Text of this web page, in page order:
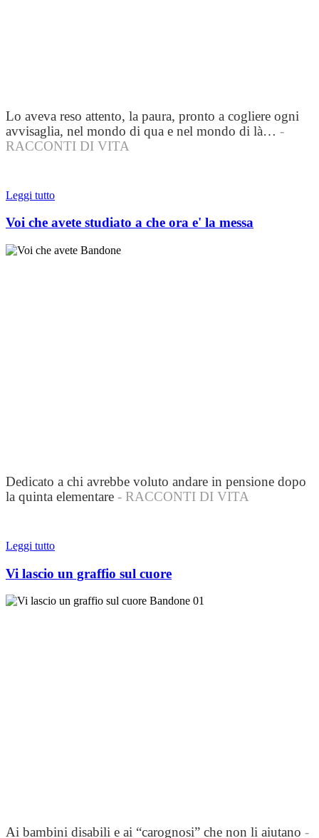
Lo aveva reso attento, la paura, pronto a cogliere ogni
avvisaglia, nel mondo di qua e nel mondo di là… -
RACCONTI DI VITA
Leggi tutto
Voi che avete studiato a che ora e' la messa
Dedicato a chi avrebbe voluto andare in pensione dopo
la quinta elementare - RACCONTI DI VITA
Leggi tutto
Vi lascio un graffio sul cuore
Ai bambini disabili e ai “carognosi” che non li aiutano -